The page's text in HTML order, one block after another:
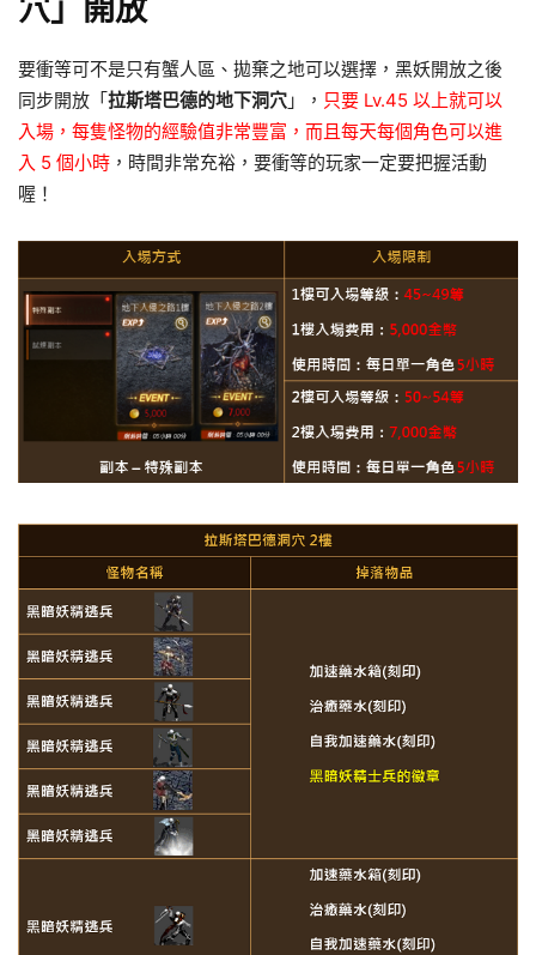
穴」開放
要衝等可不是只有蟹人區、拋棄之地可以選擇，黑妖開放之後
同步開放「拉斯塔巴德的地下洞穴 」， 只要 Lv.45 以上就可以
入場，每隻怪物的經驗值非常豐富，而且每天每個角色可以進
入 5 個小時 ，時間非常充裕，要衝等的玩家一定要把握活動
喔！